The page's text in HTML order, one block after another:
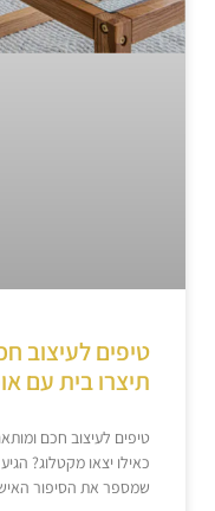
טיפים לעיצוב
תיצרו בית עם
טיפים לעיצוב חכם
כאילו יצאו מקטלוג?
שמספר את הסיפור